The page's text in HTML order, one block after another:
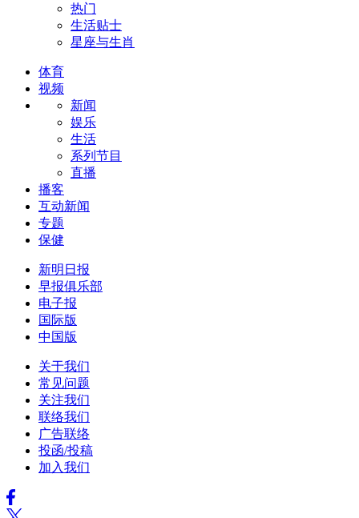
热门
生活贴士
星座与生肖
体育
视频
新闻
娱乐
生活
系列节目
直播
播客
互动新闻
专题
保健
新明日报
早报俱乐部
电子报
国际版
中国版
关于我们
常见问题
关注我们
联络我们
广告联络
投函/投稿
加入我们